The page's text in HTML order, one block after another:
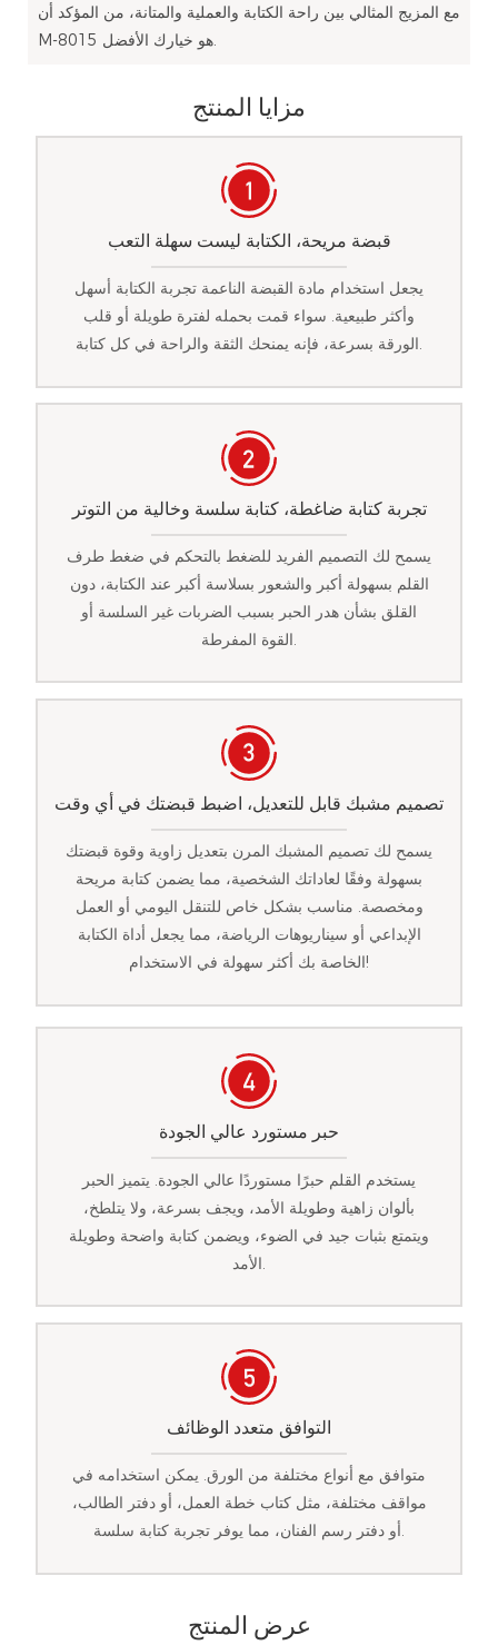
مع المزيج المثالي بين راحة الكتابة والعملية والمتانة، من المؤكد أن
M-8015 هو خيارك الأفضل.
مزايا المنتج
قبضة مريحة، الكتابة ليست سهلة التعب
يجعل استخدام مادة القبضة الناعمة تجربة الكتابة أسهل
وأكثر طبيعية. سواء قمت بحمله لفترة طويلة أو قلب
الورقة بسرعة، فإنه يمنحك الثقة والراحة في كل كتابة.
تجربة كتابة ضاغطة، كتابة سلسة وخالية من التوتر
يسمح لك التصميم الفريد للضغط بالتحكم في ضغط طرف
القلم بسهولة أكبر والشعور بسلاسة أكبر عند الكتابة، دون
القلق بشأن هدر الحبر بسبب الضربات غير السلسة أو
القوة المفرطة.
تصميم مشبك قابل للتعديل، اضبط قبضتك في أي وقت
يسمح لك تصميم المشبك المرن بتعديل زاوية وقوة قبضتك
بسهولة وفقًا لعاداتك الشخصية، مما يضمن كتابة مريحة
ومخصصة. مناسب بشكل خاص للتنقل اليومي أو العمل
الإبداعي أو سيناريوهات الرياضة، مما يجعل أداة الكتابة
الخاصة بك أكثر سهولة في الاستخدام!
حبر مستورد عالي الجودة
يستخدم القلم حبرًا مستوردًا عالي الجودة. يتميز الحبر
بألوان زاهية وطويلة الأمد، ويجف بسرعة، ولا يتلطخ،
ويتمتع بثبات جيد في الضوء، ويضمن كتابة واضحة وطويلة
التوافق متعدد الوظائف
متوافق مع أنواع مختلفة من الورق. يمكن استخدامه في
مواقف مختلفة، مثل كتاب خطة العمل، أو دفتر الطالب،
أو دفتر رسم الفنان، مما يوفر تجربة كتابة سلسة.
عرض المنتج